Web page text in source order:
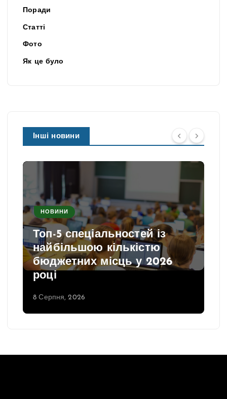
Поради
Статті
Фото
Як це було
Інші новини
НОВИНИ
Топ-5 спеціальностей із
найбільшою кількістю
бюджетних місць у 2026
році
8 Серпня, 2026